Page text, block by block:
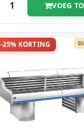
VOEG
-25% KORTING